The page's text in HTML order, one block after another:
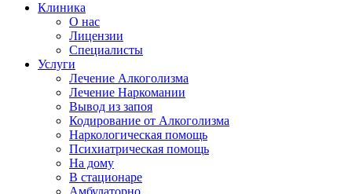
Клиника
О нас
Лицензии
Специалисты
Услуги
Лечение Алкоголизма
Лечение Наркомании
Вывод из запоя
Кодирование от Алкоголизма
Наркологическая помощь
Психиатрическая помощь
На дому
В стационаре
Амбулаторно